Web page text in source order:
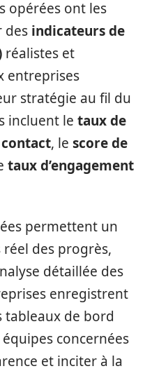
opérées ont les
des indicateurs de
réalistes et
entreprises
stratégie au fil du
incluent le taux de
, le score de
taux d’engagement
permettent un
des progrès,
détaillée des
enregistrent
tableaux de bord
concernées
et inciter à la